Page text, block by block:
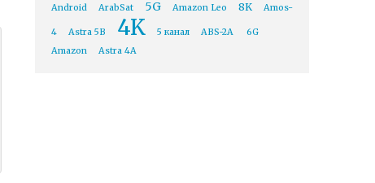
Android
ArabSat 5G Amazon Leo 8K Amos-
4 Astra 5B 4K 5 канал ABS-2A
6G
Amazon
Astra 4A